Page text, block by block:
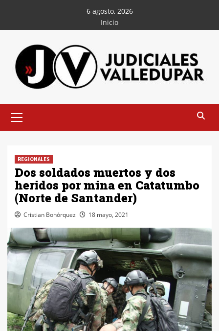
contenido
6 agosto, 2026
Inicio
principal
REGIONALES
Dos soldados muertos y dos
heridos por mina en Catatumbo
(Norte de Santander)
Cristian Bohórquez 18 mayo, 2021